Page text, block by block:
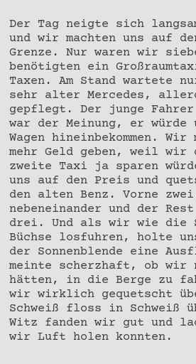
Der Tag neigte sich
und wir machten uns auf
Grenze. Nur waren wir
benötigten ein
Taxen. Am Stand wartete
sehr alter Mercedes,
gepflegt. Der junge
war der Meinung, er
Wagen hineinbekommen.
mehr Geld geben, weil wir
zweite Taxi ja sparen
uns auf den Preis und
den alten Benz. Vorne
nebeneinander und der
drei. Und als wir wie die
Büchse losfuhren, holte
der Sonnenblende eine
meinte scherzhaft, ob wir
hätten, in die Berge zu
wir wirklich gequetscht
Schweiß floss in Schweiß
Witz fanden wir gut und
wir Luft holen konnten.